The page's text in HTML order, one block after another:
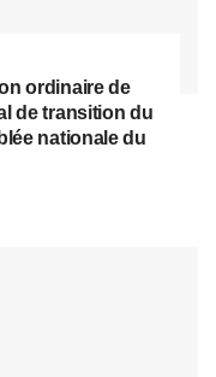
ordinaire de
de transition du
nationale du